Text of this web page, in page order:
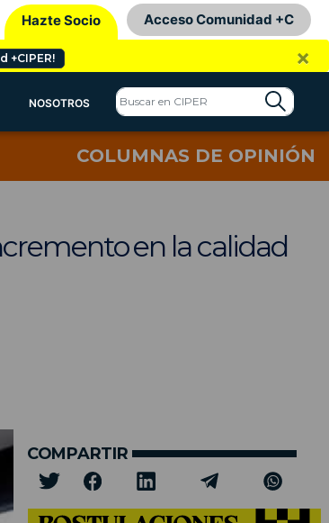
Hazte Socio Acceso Comunidad +C
+CIPER! ×
NOSOTROS
COLUMNAS DE OPINIÓN
en la calidad
COMPARTIR